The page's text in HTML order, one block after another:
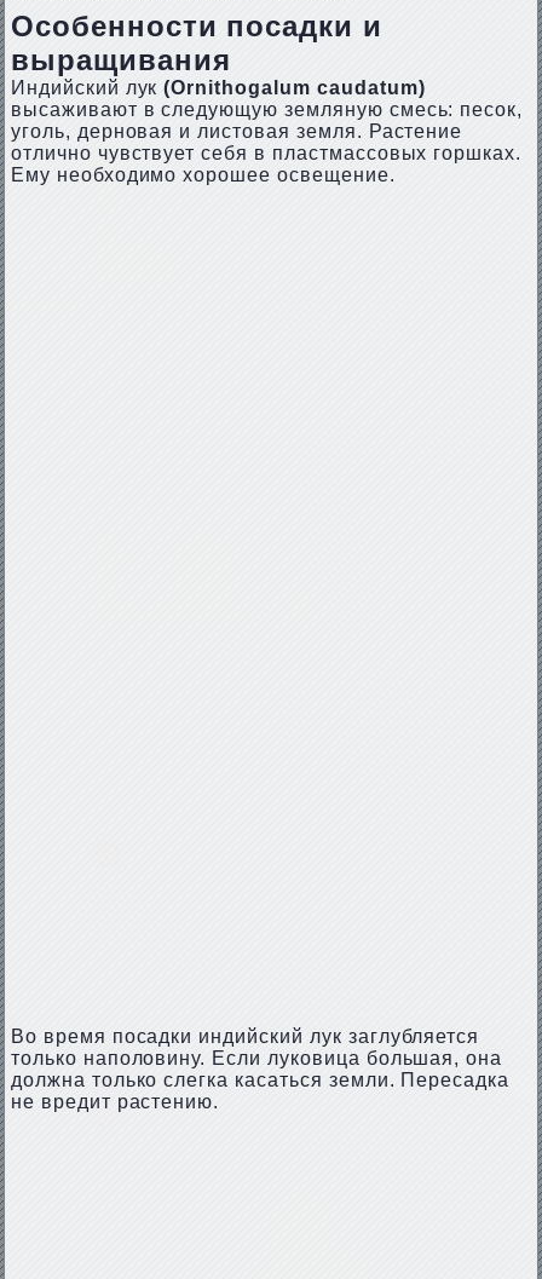
Особенности посадки и
выращивания
Индийский лук(Ornithogalum caudatum)
высаживают в следующую земляную смесь: песок,
уголь, дерновая и листовая земля. Растение
отлично чувствует себя в пластмассовых горшках.
Ему необходимо хорошее освещение.
Во время посадки индийский лук заглубляется
только наполовину. Если луковица большая, она
должна только слегка касаться земли. Пересадка
не вредит растению.